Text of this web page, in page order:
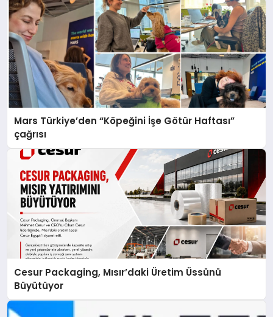
Mars Türkiye’den “Köpeğini İşe Götür Haftası”
çağrısı
Cesur Packaging, Mısır’daki Üretim Üssünü
Büyütüyor